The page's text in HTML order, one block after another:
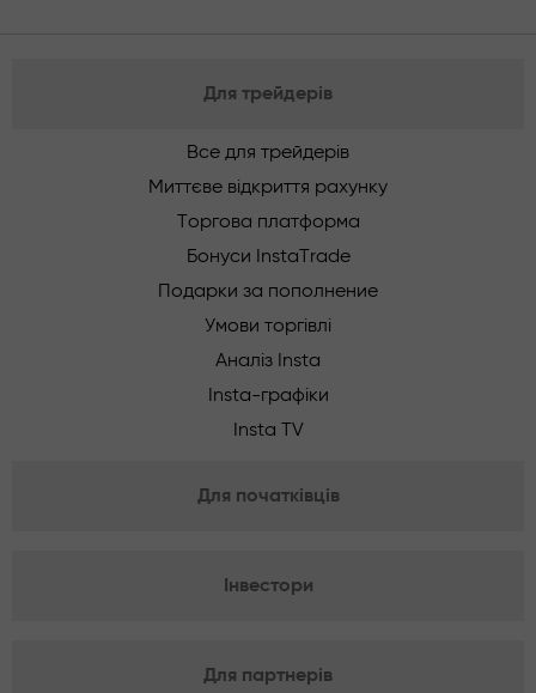
Для трейдерів
Все для трейдерів
Миттєве відкриття рахунку
Торгова платформа
Бонуси InstaTrade
Подарки за пополнение
Умови торгівлі
Аналіз Insta
Insta-графіки
Insta TV
Для початківців
Інвестори
Для партнерів